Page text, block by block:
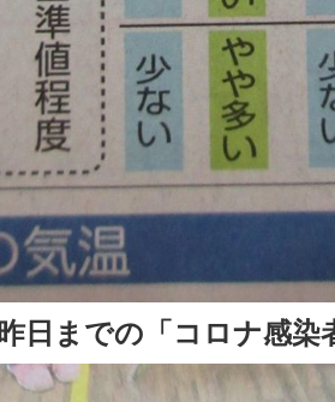
昨日までの「コロナ感染